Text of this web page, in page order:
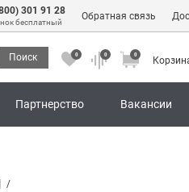
301 91 28
бесплатный
Обратная связь
Поиск 0 0 0
Партнерство Вакансии
Корзина